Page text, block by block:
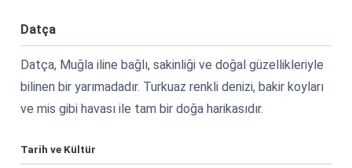
Datça
Datça, Muğla iline bağlı, sakinliği ve doğal güzellikleriyle
bilinen bir yarımadadır. Turkuaz renkli denizi, bakir koyları
ve mis gibi havası ile tam bir doğa harikasıdır.
Tarih ve Kültür